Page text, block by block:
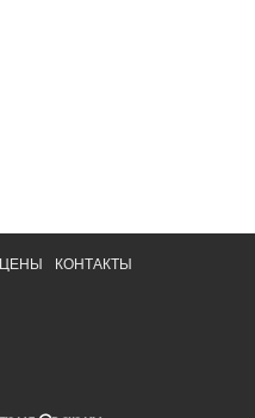
ЦЕНЫ КОНТАКТЫ